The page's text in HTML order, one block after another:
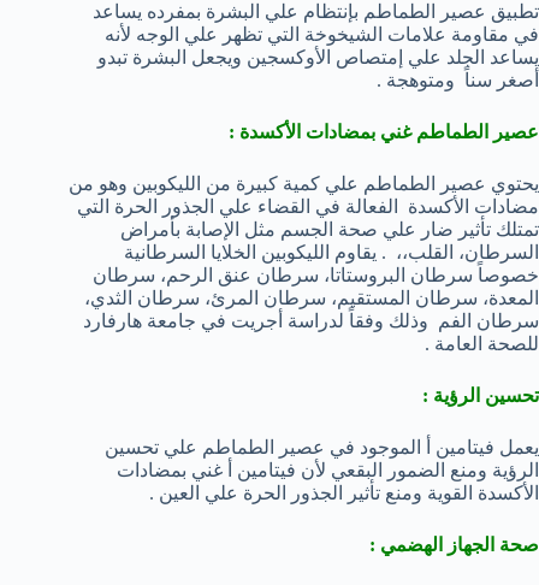
تطبيق عصير الطماطم بإنتظام علي البشرة بمفرده يساعد
في مقاومة علامات الشيخوخة التي تظهر علي الوجه لأنه
يساعد الجلد علي إمتصاص الأوكسجين ويجعل البشرة تبدو
أصغر سناً ومتوهجة .
عصير الطماطم غني بمضادات الأكسدة :
يحتوي عصير الطماطم علي كمية كبيرة من الليكوبين وهو من
مضادات الأكسدة الفعالة في القضاء علي الجذور الحرة التي
تمتلك تأثير ضار علي صحة الجسم مثل الإصابة بأمراض
السرطان، القلب،، . يقاوم الليكوبين الخلايا السرطانية
خصوصاً سرطان البروستاتا، سرطان عنق الرحم، سرطان
المعدة، سرطان المستقيم، سرطان المرئ، سرطان الثدي،
سرطان الفم وذلك وفقاً لدراسة أجريت في جامعة هارفارد
للصحة العامة .
تحسين الرؤية :
يعمل فيتامين أ الموجود في عصير الطماطم علي تحسين
الرؤية ومنع الضمور البقعي لأن فيتامين أ غني بمضادات
الأكسدة القوية ومنع تأثير الجذور الحرة علي العين .
صحة الجهاز الهضمي :